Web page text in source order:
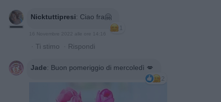
Nicktuttipresi: Ciao fra🤗
1
16 Novembre 2022 alle ore 14:16
· Ti stimo · Rispondi
Jade: Buon pomeriggio di mercoledì 💋
2